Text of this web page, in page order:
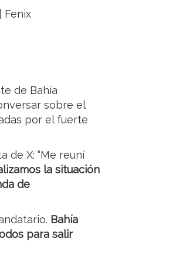
Fenix
de Bahía
sobre el
por el fuerte
de X: “Me reuní
la situación
de
Bahía
para salir